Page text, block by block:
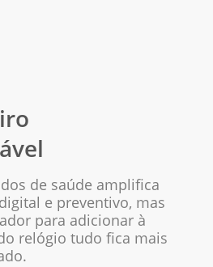
de saúde amplifica
e preventivo, mas
para adicionar à
relógio tudo fica mais